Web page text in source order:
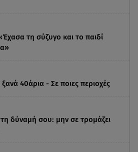
τη σύζυγο και το παιδί
40άρια - Σε ποιες περιοχές
δύναμή σου: μην σε τρομάζει